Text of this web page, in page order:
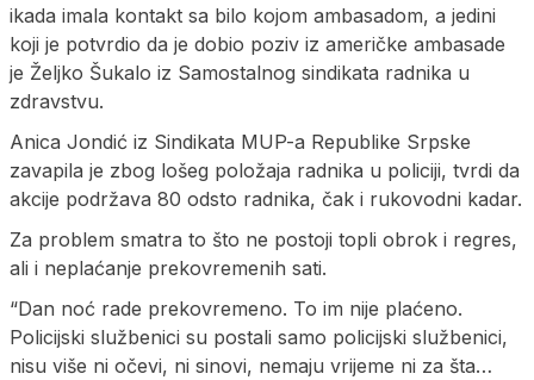
ikada imala kontakt sa bilo kojom ambasadom, a jedini
koji je potvrdio da je dobio poziv iz američke ambasade
je Željko Šukalo iz Samostalnog sindikata radnika u
zdravstvu.
Anica Jondić iz Sindikata MUP-a Republike Srpske
zavapila je zbog lošeg položaja radnika u policiji, tvrdi da
akcije podržava 80 odsto radnika, čak i rukovodni kadar.
Za problem smatra to što ne postoji topli obrok i regres,
ali i neplaćanje prekovremenih sati.
“Dan noć rade prekovremeno. To im nije plaćeno.
Policijski službenici su postali samo policijski službenici,
nisu više ni očevi, ni sinovi, nemaju vrijeme ni za šta…